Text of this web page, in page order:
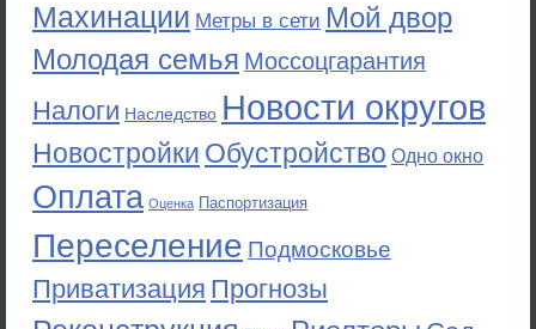
Махинации Метры в сети Мой двор
Молодая семья Моссоцгарантия
Налоги Наследство Новости округов
Новостройки Обустройство Одно окно
Оплата Оценка Паспортизация
Переселение Подмосковье
Приватизация Прогнозы